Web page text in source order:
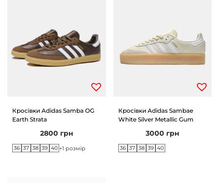
Кросівки Adidas Samba OG
Earth Strata
2800 грн
36 37 38 39 40 +1 розмір
Кросівки Adidas Sambae
White Silver Metallic Gum
3000 грн
36 37 38 39 40